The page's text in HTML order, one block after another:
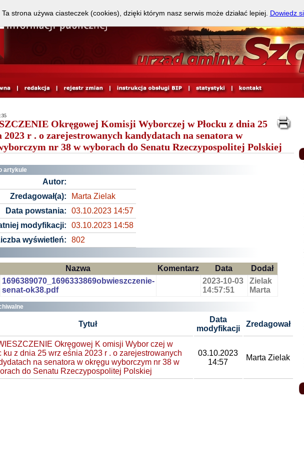
Okręgowej Komisji Wyborczej w Płocku z dnia 25
2023 r . o zarejestrowanych kandydatach na senatora w
nr 38 w wyborach do Senatu Rzeczypospolitej Polskiej
artykule
Autor:
Zredagował(a):
Marta Zielak
Data powstania:
03.10.2023 14:57
modyfikacji:
03.10.2023 14:58
wyświetleń:
802
Nazwa Komentarz Data
Dodał
1696389070_1696333869obwieszczenie-
senat-ok38.pdf
2023-10-03
14:57:51
Zielak
Marta
Tytuł
Data
modyfikacji
Zredagował
Okręgowej K omisji Wybor czej w
ku z dnia 25 wrz eśnia 2023 r . o zarejestrowanych
na senatora w okręgu wyborczym nr 38 w
do Senatu Rzeczypospolitej Polskiej
03.10.2023
14:57
Marta Zielak
Ta strona używa ciasteczek (cookies), dzięki którym nasz serwis może działać lepiej. Dowiedz